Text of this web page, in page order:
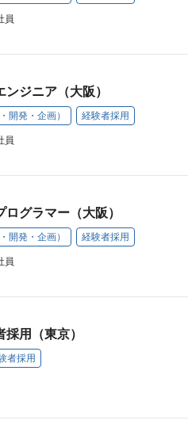
員
ジニア（大阪）
開発・企画） 経験者採用
員
グラマー（大阪）
開発・企画） 経験者採用
員
用（東京）
者採用